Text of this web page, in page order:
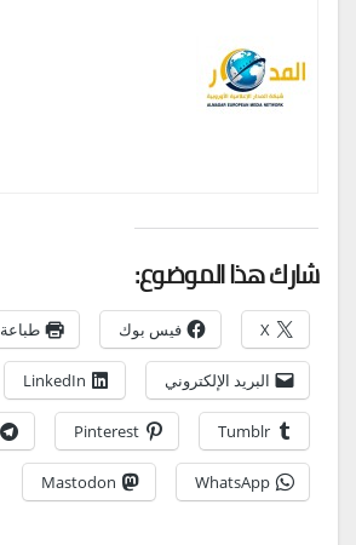
شارك هذا الموضوع:
X فيس بوك طباعة
البريد الإلكتروني LinkedIn
Tumblr
Pinterest
WhatsApp
Mastodon